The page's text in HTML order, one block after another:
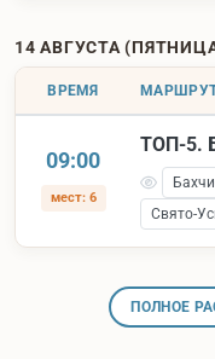
14 АВГУСТА
ВРЕМЯ
09:00
мест: 6
ТОП-5.
Свято-
ПОЛНОЕ